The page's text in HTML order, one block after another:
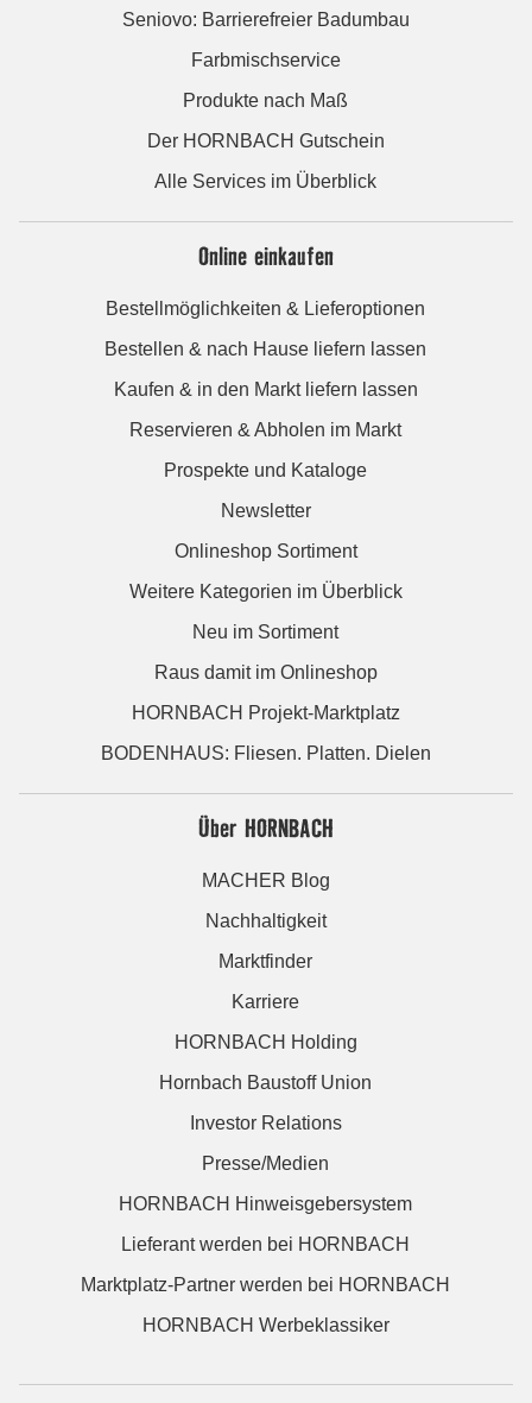
Seniovo: Barrierefreier Badumbau
Farbmischservice
Produkte nach Maß
Der HORNBACH Gutschein
Alle Services im Überblick
Online einkaufen
Bestellmöglichkeiten & Lieferoptionen
Bestellen & nach Hause liefern lassen
Kaufen & in den Markt liefern lassen
Reservieren & Abholen im Markt
Prospekte und Kataloge
Newsletter
Onlineshop Sortiment
Weitere Kategorien im Überblick
Neu im Sortiment
Raus damit im Onlineshop
HORNBACH Projekt-Marktplatz
BODENHAUS: Fliesen. Platten. Dielen
Über HORNBACH
MACHER Blog
Nachhaltigkeit
Marktfinder
Karriere
HORNBACH Holding
Hornbach Baustoff Union
Investor Relations
Presse/Medien
HORNBACH Hinweisgebersystem
Lieferant werden bei HORNBACH
Marktplatz-Partner werden bei HORNBACH
HORNBACH Werbeklassiker